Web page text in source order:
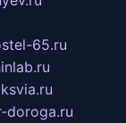
65.ru
doroga.ru